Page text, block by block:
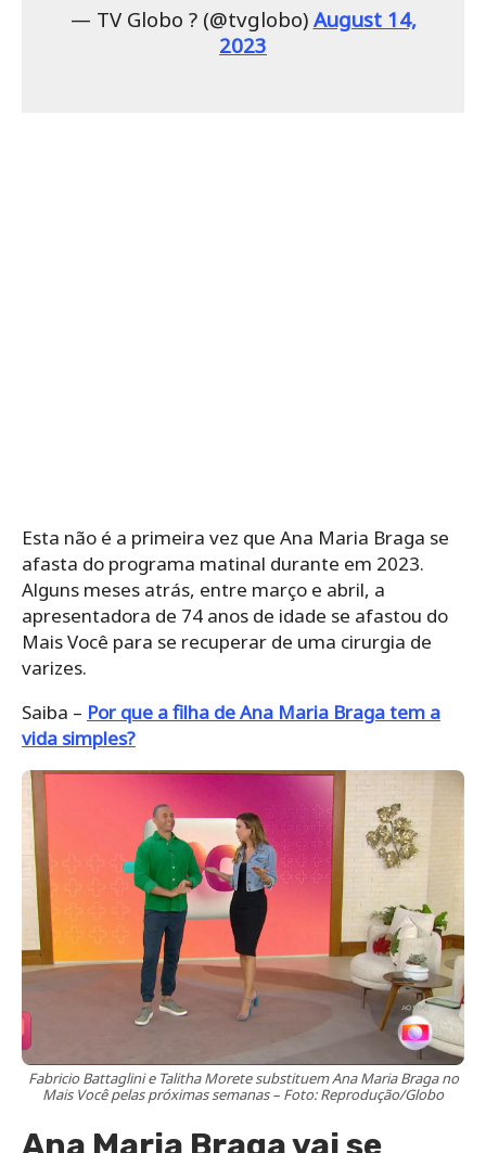
— TV Globo ? (@tvglobo) August 14,
2023
Esta não é a primeira vez que Ana Maria Braga se
afasta do programa matinal durante em 2023.
Alguns meses atrás, entre março e abril, a
apresentadora de 74 anos de idade se afastou do
Mais Você para se recuperar de uma cirurgia de
varizes.
Saiba – Por que a filha de Ana Maria Braga tem a
vida simples?
Fabricio Battaglini e Talitha Morete substituem Ana Maria Braga no
Mais Você pelas próximas semanas – Foto: Reprodução/Globo